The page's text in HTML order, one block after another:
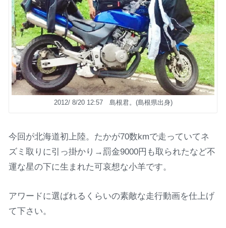
2012/ 8/20 12:57 島根君。(島根県出身)
今回が北海道初上陸。たかが70数kmで走っていてネ
ズミ取りに引っ掛かり→罰金9000円も取られたなど不
運な星の下に生まれた可哀想な小羊です。
アワードに選ばれるくらいの素敵な走行動画を仕上げ
て下さい。